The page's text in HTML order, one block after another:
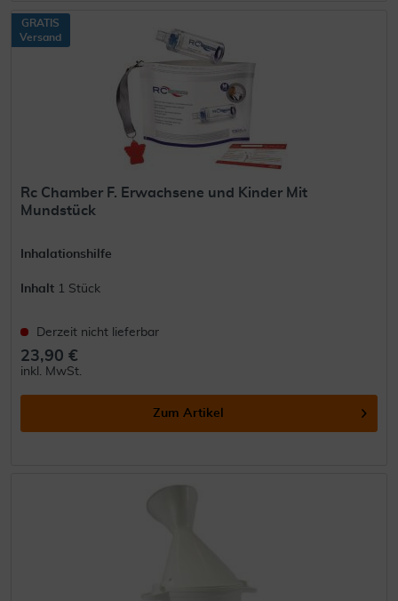
GRATIS
Versand
Rc Chamber F. Erwachsene und Kinder Mit
Mundstück
Inhalationshilfe
Inhalt 1 Stück
Derzeit nicht lieferbar
23,90 €
inkl. MwSt.
Zum Artikel